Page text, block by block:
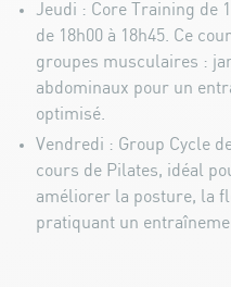
Jeudi : Core Training de
de 18h00 à 18h45. Ce
groupes musculaires :
abdominaux pour un
optimisé.
Vendredi : Group Cycle
cours de Pilates, idéal
améliorer la posture, la
pratiquant un